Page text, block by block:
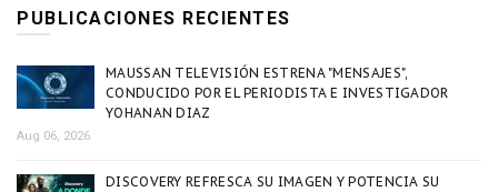
PUBLICACIONES RECIENTES
MAUSSAN TELEVISIÓN ESTRENA "MENSAJES",
CONDUCIDO POR EL PERIODISTA E INVESTIGADOR
YOHANAN DIAZ
Aug 06, 2026
DISCOVERY REFRESCA SU IMAGEN Y POTENCIA SU